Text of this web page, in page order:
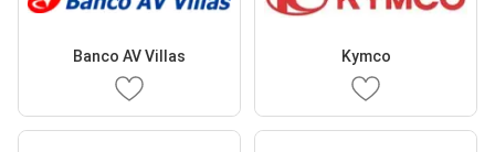
Banco AV Villas Kymco